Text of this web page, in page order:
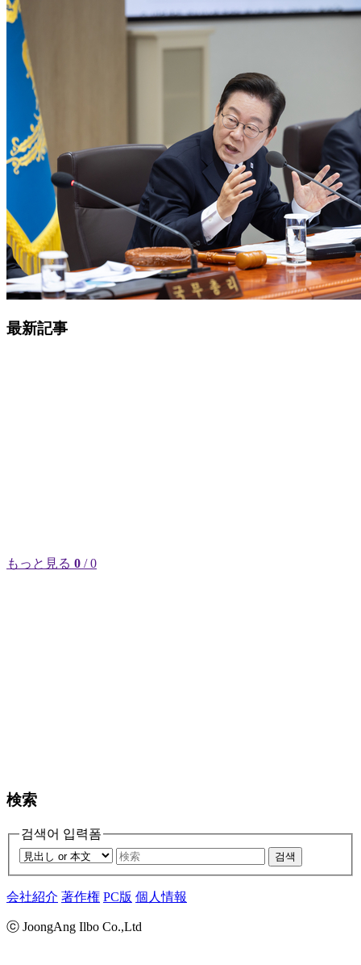
最新記事
もっと見る 0 / 0
検索
검색어 입력폼
검색
会社紹介 著作権 PC版 個人情報
ⓒ JoongAng Ilbo Co.,Ltd